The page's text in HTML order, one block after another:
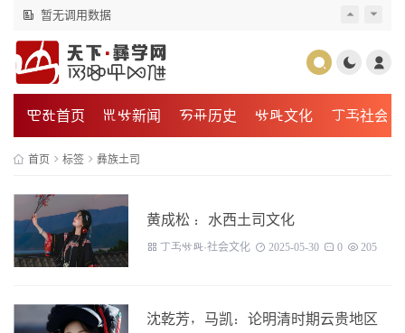
暂无调用数据
暂无调用数据
뇚냨首页 댢긗新闻 갤괆历史 긗댃文化 갆괇社会
首页 标签 彝族土司
黄成松 ：水西土司文化
갆괇긗댃·社会文化 2025-05-30 0 205
沈乾芳，马凯：论明清时期云贵地区